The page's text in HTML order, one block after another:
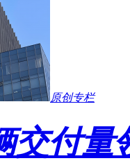
原创专栏
交付